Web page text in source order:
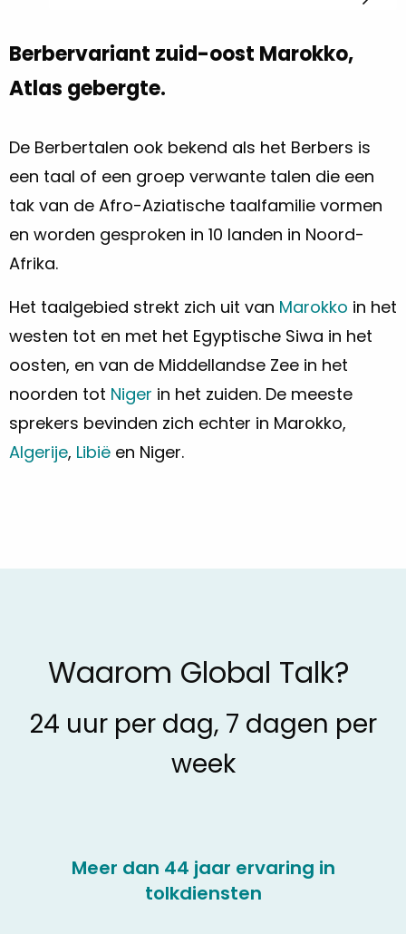
Berbervariant zuid-oost Marokko,
Atlas gebergte.
De Berbertalen ook bekend als het Berbers is
een taal of een groep verwante talen die een
tak van de Afro-Aziatische taalfamilie vormen
en worden gesproken in 10 landen in Noord-
Afrika.
Het taalgebied strekt zich uit van Marokko in het
westen tot en met het Egyptische Siwa in het
oosten, en van de Middellandse Zee in het
noorden tot Niger in het zuiden. De meeste
sprekers bevinden zich echter in Marokko,
Algerije, Libië en Niger.
Waarom Global Talk?
24 uur per dag, 7 dagen per
week
Meer dan 44 jaar ervaring in
tolkdiensten